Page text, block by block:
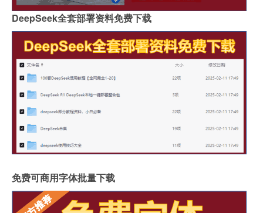
DeepSeek全套部署资料免费下载
免费可商用字体批量下载